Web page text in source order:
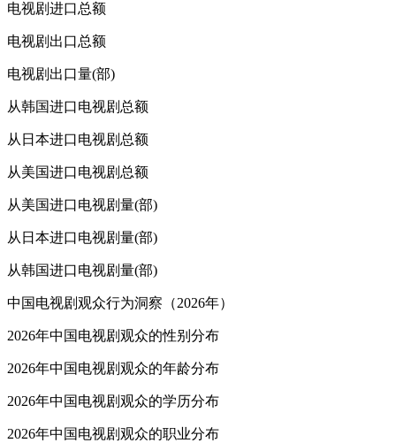
电视剧进口总额
电视剧出口总额
电视剧出口量(部)
从韩国进口电视剧总额
从日本进口电视剧总额
从美国进口电视剧总额
从美国进口电视剧量(部)
从日本进口电视剧量(部)
从韩国进口电视剧量(部)
中国电视剧观众行为洞察（2026年）
2026年中国电视剧观众的性别分布
2026年中国电视剧观众的年龄分布
2026年中国电视剧观众的学历分布
2026年中国电视剧观众的职业分布